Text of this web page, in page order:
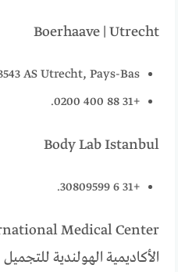
Boerhaave | Utrecht
AS Utrecht, Pays-Bas.
+31 88 400 0200.
Body Lab Istanbul
+31 6 30809599.
Medical Center
الأكاديمية الهولندية للتجميل